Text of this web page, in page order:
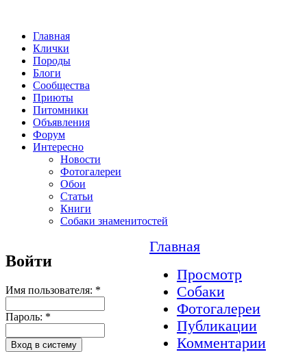
Главная
Клички
Породы
Блоги
Сообщества
Приюты
Питомники
Объявления
Форум
Интересно
Новости
Фотогалереи
Обои
Статьи
Книги
Собаки знаменитостей
Войти
Имя пользователя: *
Пароль: *
Главная
Просмотр
Собаки
Фотогалереи
Публикации
Комментарии